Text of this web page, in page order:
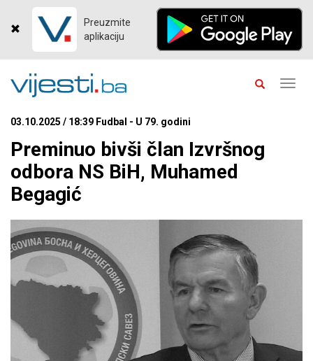
Preuzmite
aplikaciju
03.10.2025 / 18:39 Fudbal - U 79. godini
Preminuo bivši član Izvršnog
odbora NS BiH, Muhamed
Begagić